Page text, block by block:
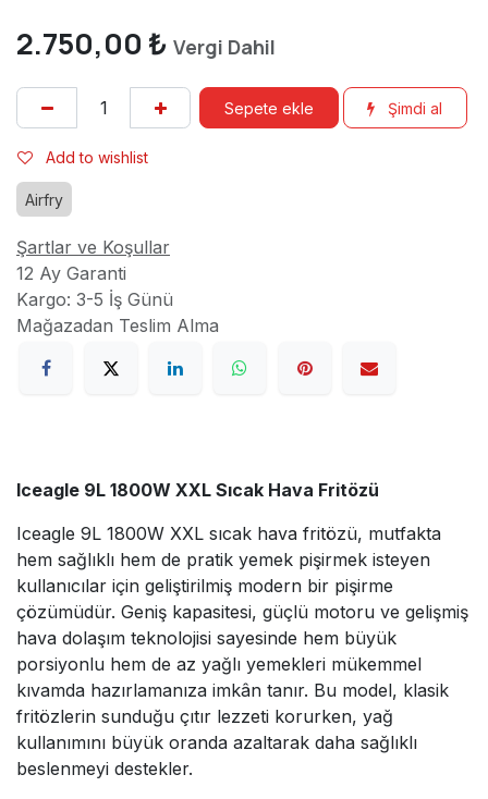
2.750,00 ₺ Vergi Dahil
Sepete ekle Şimdi al
Add to wishlist
Airfry
Şartlar ve Koşullar
12 Ay Garanti
Kargo: 3-5 İş Günü
Mağazadan Teslim Alma
Iceagle 9L 1800W XXL Sıcak Hava Fritözü
Iceagle 9L 1800W XXL sıcak hava fritözü, mutfakta
hem sağlıklı hem de pratik yemek pişirmek isteyen
kullanıcılar için geliştirilmiş modern bir pişirme
çözümüdür. Geniş kapasitesi, güçlü motoru ve gelişmiş
hava dolaşım teknolojisi sayesinde hem büyük
porsiyonlu hem de az yağlı yemekleri mükemmel
kıvamda hazırlamanıza imkân tanır. Bu model, klasik
fritözlerin sunduğu çıtır lezzeti korurken, yağ
kullanımını büyük oranda azaltarak daha sağlıklı
beslenmeyi destekler.